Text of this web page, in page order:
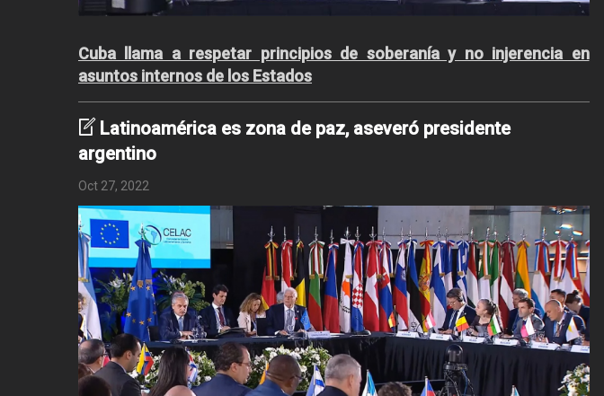
Cuba llama a respetar principios de soberanía y no injerencia en
asuntos internos de los Estados
Latinoamérica es zona de paz, aseveró presidente
argentino
Oct 27, 2022